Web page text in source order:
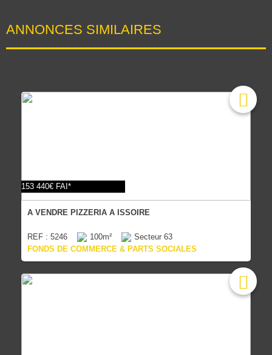
ANNONCES SIMILAIRES
153 440€ FAI*
A VENDRE PIZZERIA A ISSOIRE
REF : 5246 100m²
Secteur 63
FONDS DE COMMERCE & PARTS SOCIALES